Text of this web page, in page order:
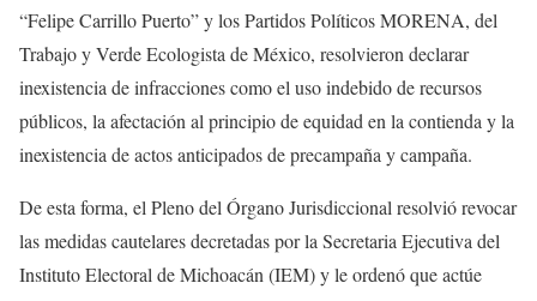
“Felipe Carrillo Puerto” y los Partidos Políticos MORENA, del
Trabajo y Verde Ecologista de México, resolvieron declarar
inexistencia de infracciones como el uso indebido de recursos
públicos, la afectación al principio de equidad en la contienda y la
inexistencia de actos anticipados de precampaña y campaña.
De esta forma, el Pleno del Órgano Jurisdiccional resolvió revocar
las medidas cautelares decretadas por la Secretaria Ejecutiva del
Instituto Electoral de Michoacán (IEM) y le ordenó que actúe